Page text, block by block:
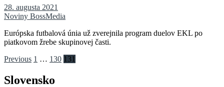
28. augusta 2021
Noviny BossMedia
Európska futbalová únia už zverejnila program duelov EKL po
piatkovom žrebe skupinovej časti.
Stránkovanie
príspevkov
Previous 1 … 130 131
Slovensko